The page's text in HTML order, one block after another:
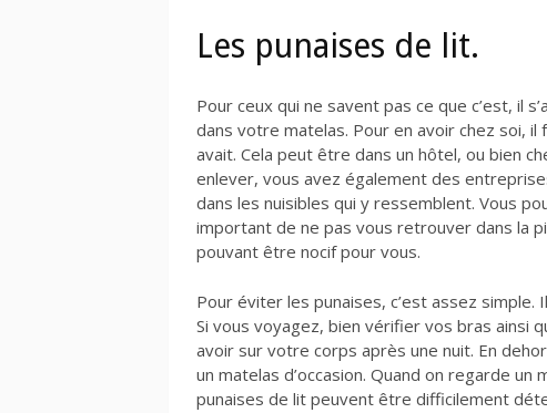
Les punaises de lit.
Pour ceux qui ne savent pas ce que c’est, il
dans votre matelas. Pour en avoir chez soi,
avait. Cela peut être dans un hôtel, ou bien
enlever, vous avez également des
dans les nuisibles qui y ressemblent. Vous
important de ne pas vous retrouver dans la
pouvant être nocif pour vous.
Pour éviter les punaises, c’est assez
Si vous voyagez, bien vérifier vos bras ainsi
avoir sur votre corps après une nuit. En
un matelas d’occasion. Quand on regarde un
punaises de lit peuvent être difficilement